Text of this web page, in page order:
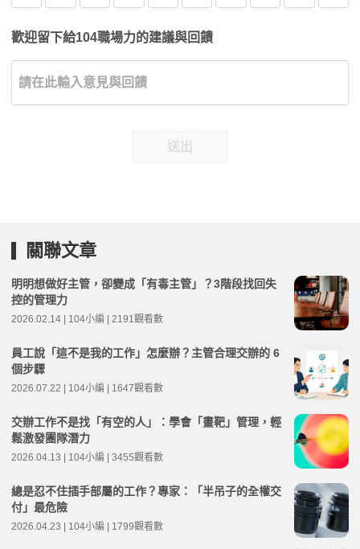
歡迎留下給104職場力的建議與回饋
送出
關聯文章
明明想做好主管，卻變成「有毒主管」？3階段找回失
控的管理力
2026.02.14 | 104小編 | 2191觀看數
員工說「這不是我的工作」怎麼辦？主管合理交辦的 6
個步驟
2026.07.22 | 104小編 | 1647觀看數
交辦工作不是找「有空的人」：學會「畫靶」管理，輕
鬆激發團隊潛力
2026.04.13 | 104小編 | 3455觀看數
總是忍不住插手部屬的工作？專家：「半吊子的全權交
付」最危險
2026.04.23 | 104小編 | 1799觀看數